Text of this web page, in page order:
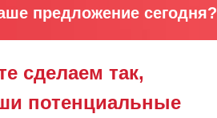
предложение сегодня?
сделаем так,
потенциальные